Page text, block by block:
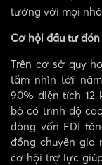
tưởng với mọi
Cơ hội đầu tư
Trên cơ sở quy
tầm nhìn tới
90% diện tích 12
bộ có trình độ
dòng vốn FDI
đồng chuyên gia
cơ hội trợ lực